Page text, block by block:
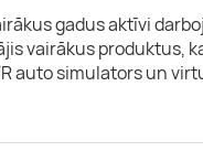
gadus aktīvi
vairākus produktus,
auto simulators un